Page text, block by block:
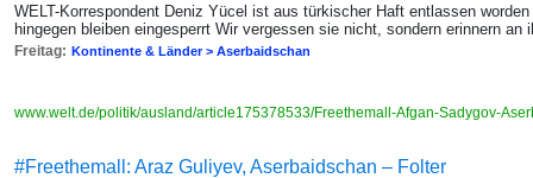
WELT-Korrespondent Deniz Yücel ist aus türkischer Haft entlassen
hingegen bleiben eingesperrt Wir vergessen sie nicht, sondern erinnern an
Freitag: Kontinente & Länder > Aserbaidschan
www.welt.de/politik/ausland/article175378533/Freethemall-Afgan-Sadygov-
#Freethemall: Araz Guliyev, Aserbaidschan – Folter